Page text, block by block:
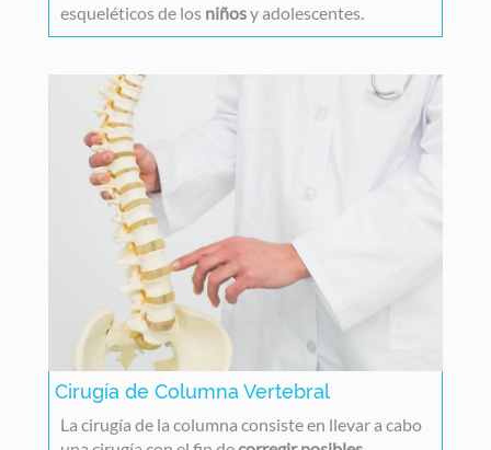
esqueléticos de los niñosy adolescentes.
Cirugía de Columna Vertebral
La cirugía de la columna consiste en llevar a cabo